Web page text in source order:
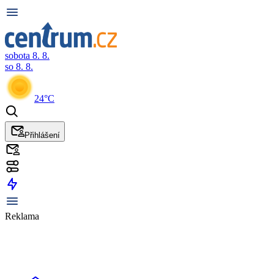
sobota 8. 8.
so 8. 8.
24°C
Přihlášení
Reklama